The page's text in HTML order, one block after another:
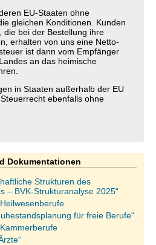
EU-Staaten ohne
gleichen Konditionen. Kunden
die bei der Bestellung ihre
erhalten von uns eine Netto-
ist dann vom Empfänger
an das heimische
in Staaten außerhalb der EU
ebenfalls ohne
Dokumentationen
Strukturen des
– BVK-Strukturanalyse 2025“
für freie Berufe“